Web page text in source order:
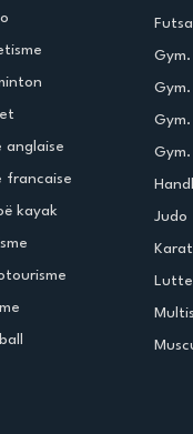
anglaise
francaise
kayak Judo
Lutte